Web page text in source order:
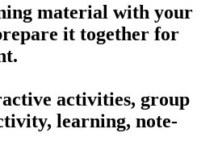
material with your
it together for
activities, group
learning, note-